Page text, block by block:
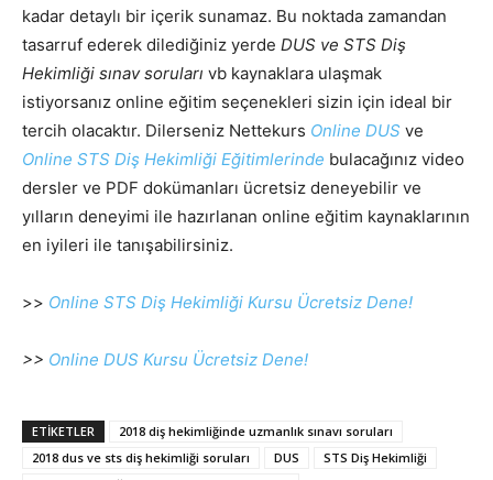
kadar detaylı bir içerik sunamaz. Bu noktada zamandan
tasarruf ederek dilediğiniz yerde DUS ve STS Diş
Hekimliği sınav soruları vb kaynaklara ulaşmak
istiyorsanız online eğitim seçenekleri sizin için ideal bir
tercih olacaktır. Dilerseniz Nettekurs Online DUS ve
Online STS Diş Hekimliği Eğitimlerinde bulacağınız video
dersler ve PDF dokümanları ücretsiz deneyebilir ve
yılların deneyimi ile hazırlanan online eğitim kaynaklarının
en iyileri ile tanışabilirsiniz.
>> Online STS Diş Hekimliği Kursu Ücretsiz Dene!
>> Online DUS Kursu Ücretsiz Dene!
ETIKETLER
2018 diş hekimliğinde uzmanlık sınavı soruları
2018 dus ve sts diş hekimliği soruları
DUS
STS Diş Hekimliği